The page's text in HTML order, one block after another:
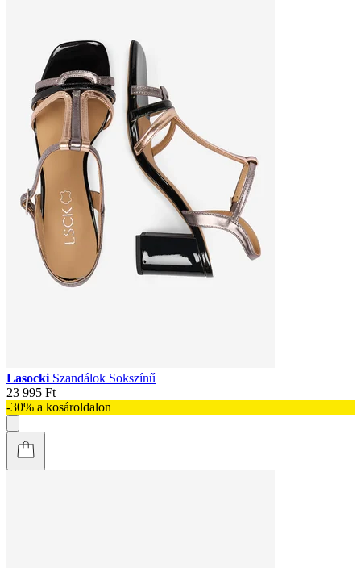
Lasocki Szandálok Sokszínű
23 995 Ft
-30% a kosároldalon